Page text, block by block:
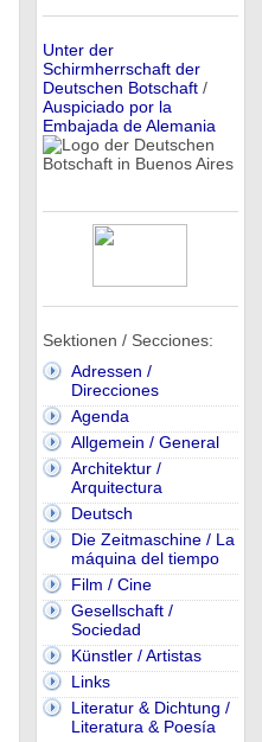
Unter der
Schirmherrschaft der
Deutschen Botschaft/
Auspiciado por la
Embajada de Alemania
Sektionen / Secciones:
Adressen /
Direcciones
Agenda
Allgemein / General
Architektur /
Arquitectura
Deutsch
Die Zeitmaschine / La
máquina del tiempo
Film / Cine
Gesellschaft /
Sociedad
Künstler / Artistas
Links
Literatur & Dichtung /
Literatura & Poesía